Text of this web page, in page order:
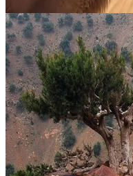
Marrakech, Marocco
Ritiro di Yoga in
Immerso nelle spettacolari
questo ritiro yoga offre una
cultura e pratica si
unisce....
660,00 €